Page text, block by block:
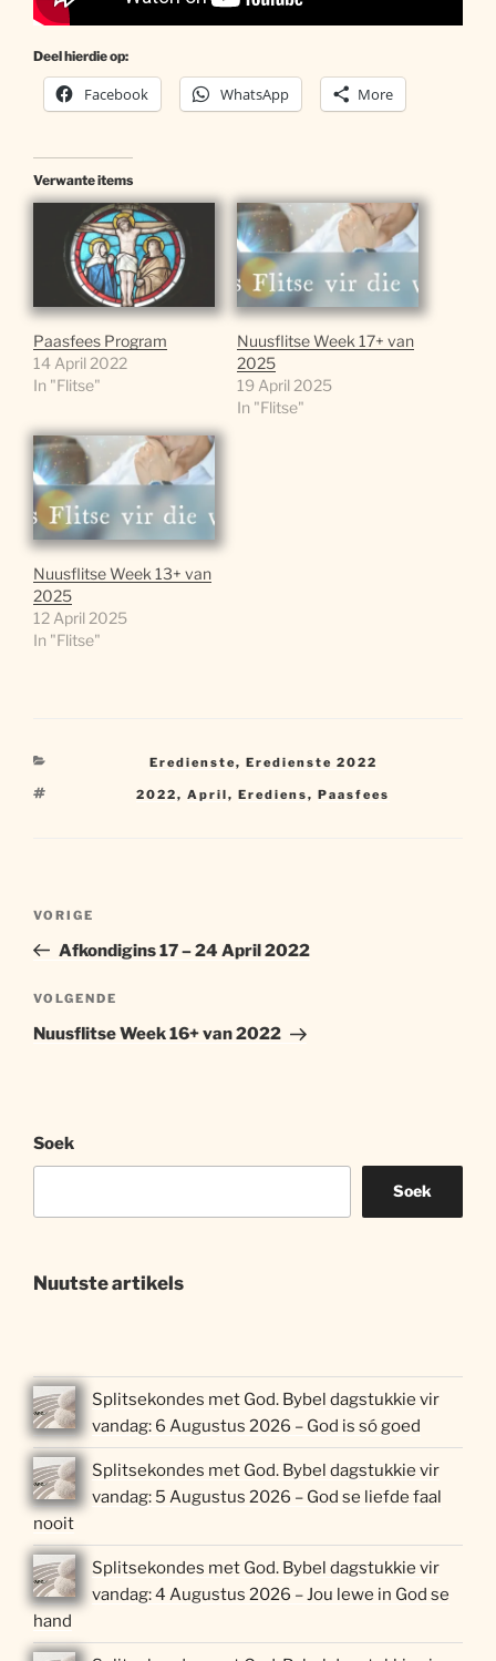
Deel hierdie op:
Facebook WhatsApp More
Verwante items
Paasfees Program
14 April 2022
In "Flitse"
Nuusflitse Week 17+ van
2025
19 April 2025
In "Flitse"
Nuusflitse Week 13+ van
2025
12 April 2025
In "Flitse"
Kategorieë
Eredienste, Eredienste 2022
Sleutelwoorde
2022,April,Erediens,Paasfees
Artikel
Vorige
artikel
VORIGE
Afkondigins 17 – 24 April 2022
Volgende
artikel
VOLGENDE
Nuusflitse Week 16+ van 2022
Soek
Soek
Nuutste artikels
Splitsekondes met God. Bybel dagstukkie vir
vandag: 6 Augustus 2026 – God is só goed
Splitsekondes met God. Bybel dagstukkie vir
vandag: 5 Augustus 2026 – God se liefde faal
nooit
Splitsekondes met God. Bybel dagstukkie vir
vandag: 4 Augustus 2026 – Jou lewe in God se
hand